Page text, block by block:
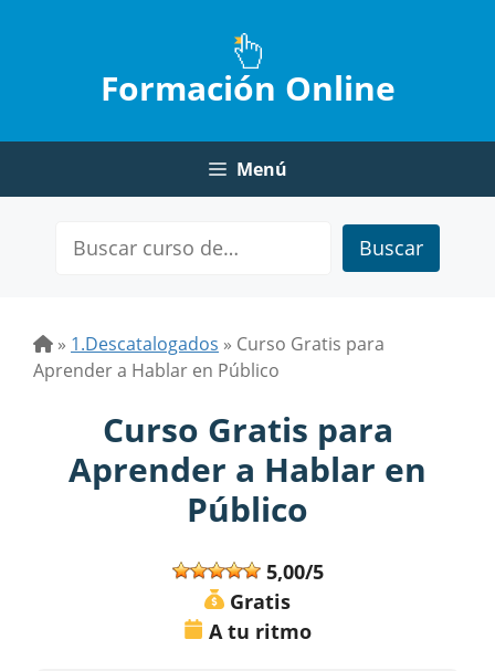
Formación Online
Menú
Buscar
» 1.Descatalogados » Curso Gratis para
Aprender a Hablar en Público
Curso Gratis para
Aprender a Hablar en
Público
5,00/5
Gratis
A tu ritmo